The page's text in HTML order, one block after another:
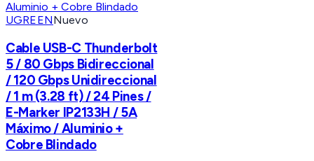
UGREENNuevo
Cable USB-C Thunderbolt
5 / 80 Gbps Bidireccional
/ 120 Gbps Unidireccional
/ 1 m (3.28 ft) / 24 Pines /
E-Marker IP2133H / 5A
Máximo / Aluminio +
Cobre Blindado